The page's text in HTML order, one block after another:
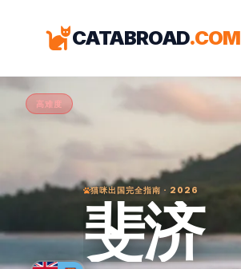
CATABROAD.COM
高难度
猫咪出国完全指南 · 2026
斐济